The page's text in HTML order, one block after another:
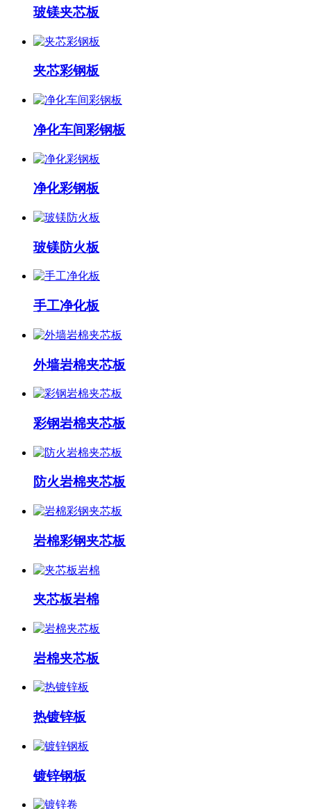
玻镁夹芯板
夹芯彩钢板
净化车间彩钢板
净化彩钢板
玻镁防火板
手工净化板
外墙岩棉夹芯板
彩钢岩棉夹芯板
防火岩棉夹芯板
岩棉彩钢夹芯板
夹芯板岩棉
岩棉夹芯板
热镀锌板
镀锌钢板